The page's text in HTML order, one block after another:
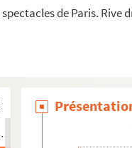
de Paris. Rive
chaos
d'être rouge
même